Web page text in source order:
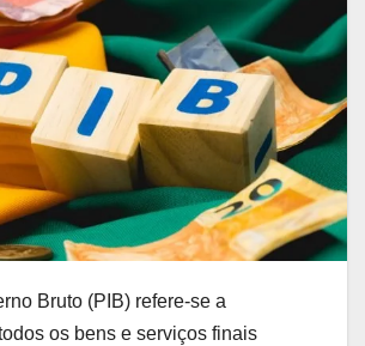
Bruto (PIB) refere-se a
os bens e serviços finais